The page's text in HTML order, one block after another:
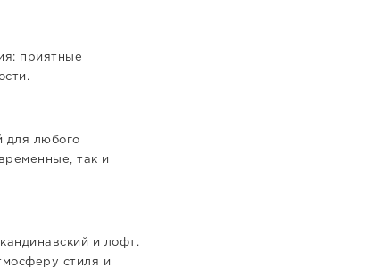
приятные
для любого
так и
и лофт.
стиля и